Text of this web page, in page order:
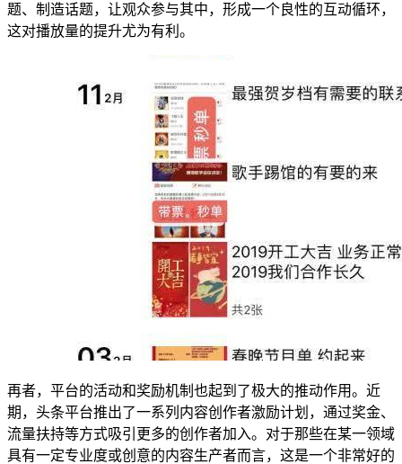
题、制造话题，让观众参与其中，形成一个良性的互动循环，
这对播放量的提升尤为有利。
再者，平台的活动和奖励机制也起到了极大的推动作用。近
期，头条平台推出了一系列内容创作者激励计划，通过奖金、
流量扶持等方式吸引更多的创作者加入。对于那些在某一领域
具有一定专业度或创意的内容生产者而言，这是一个非常好的